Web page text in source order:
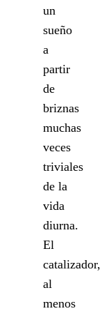
un
sueño
a
partir
de
briznas
muchas
veces
triviales
de la
vida
diurna.
El
catalizador,
al
menos